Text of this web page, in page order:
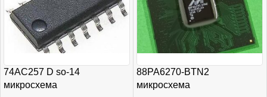
74AC257 D so-14
микросхема
88PA6270-BTN2
микросхема